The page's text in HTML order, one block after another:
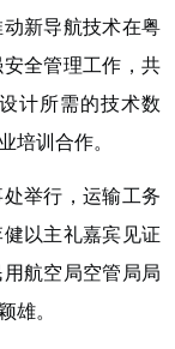
新导航技术在粤
全管理工作，共
计所需的技术数
训合作。
举行，运输工务
以主礼嘉宾见证
航空局空管局局
。